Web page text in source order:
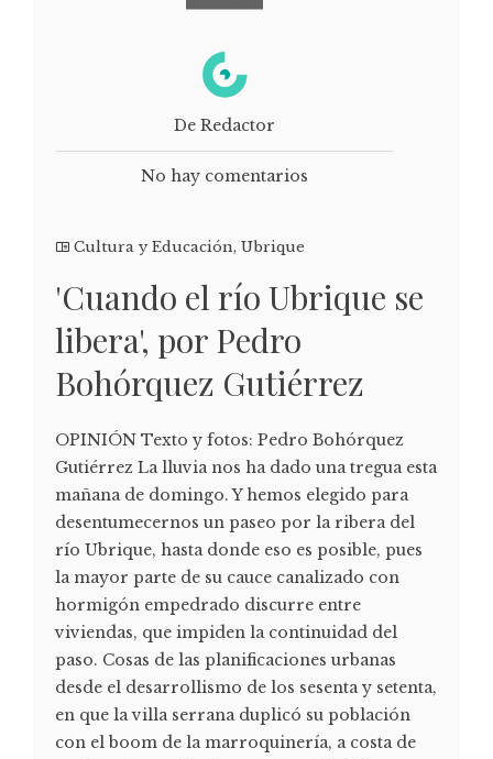
De Redactor
No hay comentarios
Cultura y Educación, Ubrique
'Cuando el río Ubrique se
libera', por Pedro
Bohórquez Gutiérrez
OPINIÓN Texto y fotos: Pedro Bohórquez
Gutiérrez La lluvia nos ha dado una tregua esta
mañana de domingo. Y hemos elegido para
desentumecernos un paseo por la ribera del
río Ubrique, hasta donde eso es posible, pues
la mayor parte de su cauce canalizado con
hormigón empedrado discurre entre
viviendas, que impiden la continuidad del
paso. Cosas de las planificaciones urbanas
desde el desarrollismo de los sesenta y setenta,
en que la villa serrana duplicó su población
con el boom de la marroquinería, a costa de